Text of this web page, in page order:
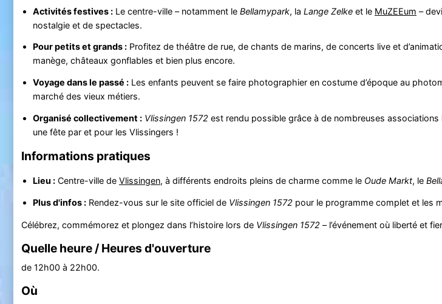
Activités festives :Le centre-ville – notamment le Bellamypark, la Lange Zelkeet le MuZEEum –
nostalgie et de spectacles.
Pour petits et grands :Profitez de théâtre de rue, de chants de marins, de concerts live et
manège, châteaux gonflables et bien plus encore.
Voyage dans le passé :Les enfants peuvent se faire photographier en costume d’époque au
marché des vieux métiers.
Organisé collectivement : Vlissingen 1572 est rendu possible grâce à de nombreuses
une fête par et pour les Vlissingers !
Informations pratiques
Lieu :Centre-ville de Vlissingen, à différents endroits pleins de charme comme le Oude Markt, le
Plus d'infos :Rendez-vous sur le site officiel de Vlissingen 1572 pour le programme complet et les
Célébrez, commémorez et plongez dans l’histoire lors de Vlissingen 1572 – l’événement où liberté et
Quelle heure / Heures d'ouverture
de 12h00 à 22h00.
Où